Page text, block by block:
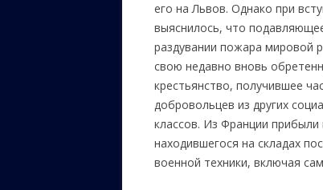
его на Львов. Однако при
выяснилось, что
раздувании пожара мировой
свою недавно вновь
крестьянство, получившее
добровольцев из других
классов. Из Франции
находившегося на складах
военной техники, включая